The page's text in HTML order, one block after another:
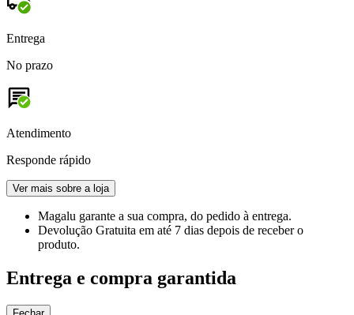
Entrega
No prazo
Atendimento
Responde rápido
Ver mais sobre a loja
Magalu garante a sua compra, do pedido à entrega.
Devolução Gratuita em até 7 dias depois de receber o
produto.
Entrega e compra garantida